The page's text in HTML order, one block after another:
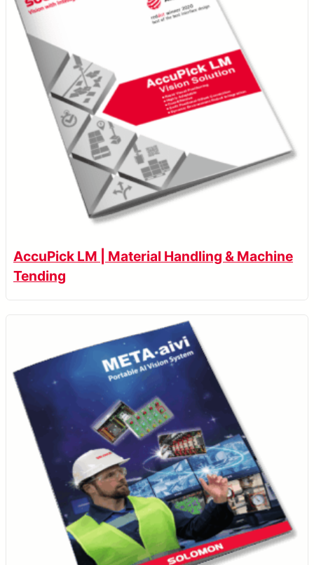
AccuPick LM | Material Handling & Machine
Tending